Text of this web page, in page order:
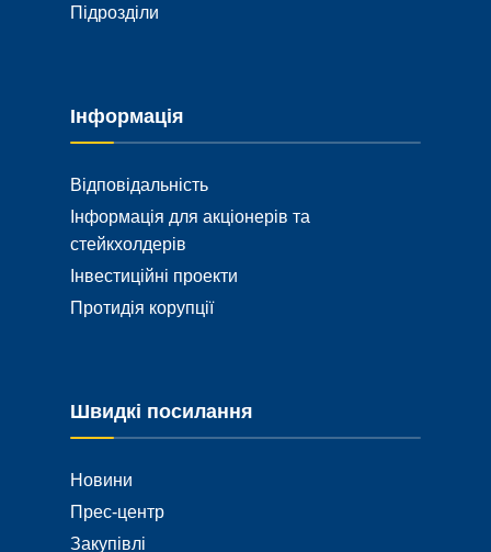
Підрозділи
Інформація
Відповідальність
Інформація для акціонерів та
стейкхолдерів
Інвестиційні проекти
Протидія корупції
Швидкі посилання
Новини
Прес-центр
Закупівлі